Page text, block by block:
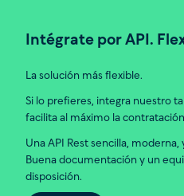
Intégrate por API.
La solución más flexible.
Si lo prefieres, integra nuestro
facilita al máximo la
Una API Rest sencilla,
Buena documentación y un
disposición.